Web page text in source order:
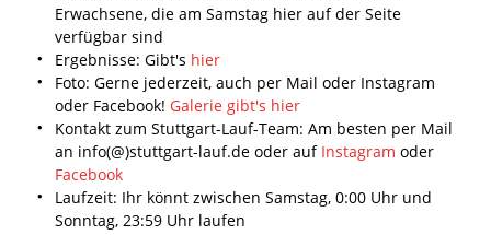
Erwachsene, die am Samstag hier auf der Seite
verfügbar sind
Ergebnisse: Gibt's hier
Foto: Gerne jederzeit, auch per Mail oder Instagram
oder Facebook!Galerie gibt's hier
Kontakt zum Stuttgart-Lauf-Team: Am besten per Mail
an info(@)stuttgart-lauf.de oder auf Instagramoder
Facebook
Laufzeit: Ihr könnt zwischen Samstag, 0:00 Uhr und
Sonntag, 23:59 Uhr laufen